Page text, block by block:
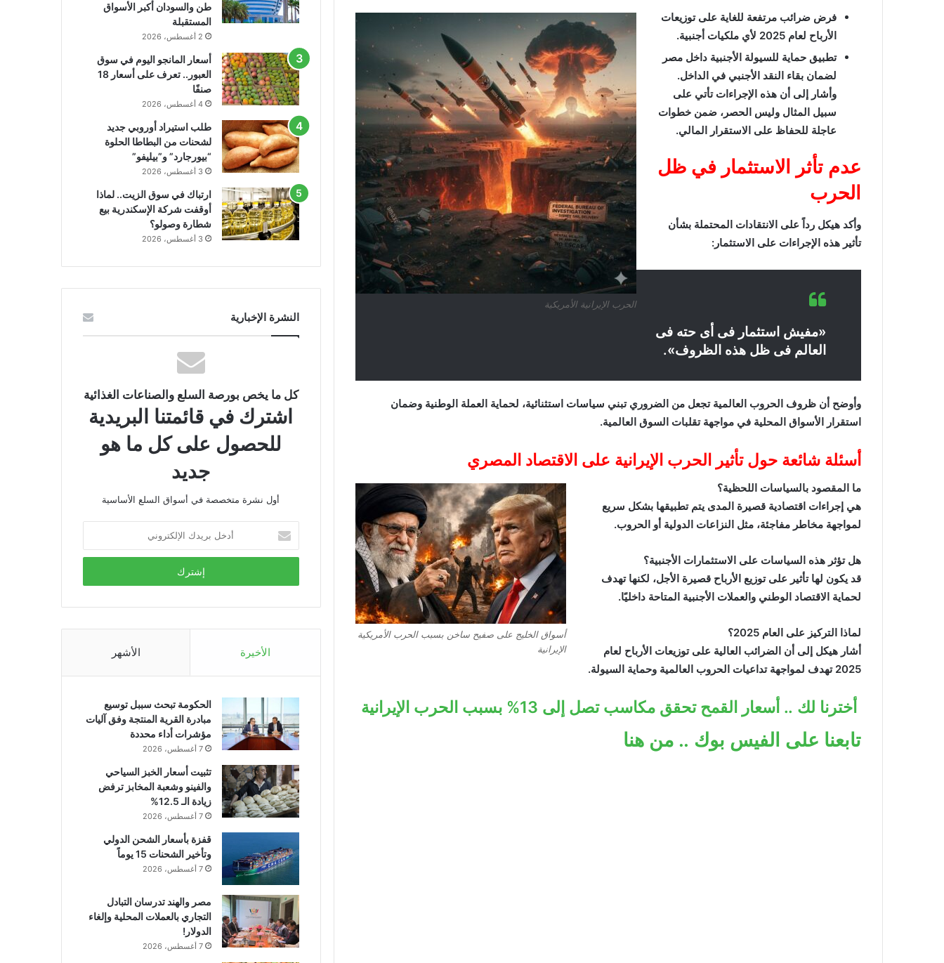
الحرب الإيرانية الأمريكية
فرض ضرائب مرتفعة للغاية على توزيعات
الأرباح لعام 2025 لأي ملكيات أجنبية.
تطبيق حماية للسيولة الأجنبية داخل مصر
لضمان بقاء النقد الأجنبي في الداخل.
وأشار إلى أن هذه الإجراءات تأتي على
سبيل المثال وليس الحصر، ضمن خطوات
عاجلة للحفاظ على الاستقرار المالي.
عدم تأثر الاستثمار في ظل
الحرب
وأكد هيكل رداً على الانتقادات المحتملة بشأن
تأثير هذه الإجراءات على الاستثمار:
«مفيش استثمار فى أى حته فى
العالم فى ظل هذه الظروف».
وأوضح أن ظروف الحروب العالمية تجعل من الضروري تبني سياسات استثنائية، لحماية العملة الوطنية وضمان
استقرار الأسواق المحلية في مواجهة تقلبات السوق العالمية.
أسئلة شائعة حول تأثير الحرب الإيرانية على الاقتصاد المصري
أسواق الخليج على صفيح ساخن بسبب الحرب الأمريكية
الإيرانية
ما المقصود بالسياسات اللحظية؟
هي إجراءات اقتصادية قصيرة المدى يتم تطبيقها بشكل سريع
لمواجهة مخاطر مفاجئة، مثل النزاعات الدولية أو الحروب.
هل تؤثر هذه السياسات على الاستثمارات الأجنبية؟
قد يكون لها تأثير على توزيع الأرباح قصيرة الأجل، لكنها تهدف
لحماية الاقتصاد الوطني والعملات الأجنبية المتاحة داخليًا.
لماذا التركيز على العام 2025؟
أشار هيكل إلى أن الضرائب العالية على توزيعات الأرباح لعام
2025 تهدف لمواجهة تداعيات الحروب العالمية وحماية السيولة.
أخترنا لك .. أسعار القمح تحقق مكاسب تصل إلى 13% بسبب الحرب الإيرانية
تابعنا على الفيس بوك .. من هنا
طن والسودان أكبر الأسواق
المستقبلة
2 أغسطس، 2026
أسعار المانجو اليوم في سوق
العبور.. تعرف على أسعار 18
صنفًا
4 أغسطس، 2026
طلب استيراد أوروبي جديد
لشحنات من البطاطا الحلوة
“بيورجارد” و”بيليفو”
3 أغسطس، 2026
ارتباك في سوق الزيت.. لماذا
أوقفت شركة الإسكندرية بيع
شطارة وصولو؟
3 أغسطس، 2026
النشرة الإخبارية
كل ما يخص بورصة السلع والصناعات الغذائية
اشترك في قائمتنا البريدية
للحصول على كل ما هو
جديد
أول نشرة متخصصة في أسواق السلع الأساسية
بريدك
الإلكتروني
الأخيرة الأشهر
الحكومة تبحث سببل توسيع
مبادرة القرية المنتجة وفق آليات
مؤشرات أداء محددة
7 أغسطس، 2026
تثبيت أسعار الخبز السياحي
والفينو وشعبة المخابز ترفض
زيادة الـ 12.5%
7 أغسطس، 2026
قفزة بأسعار الشحن الدولي
وتأخير الشحنات 15 يوماً
7 أغسطس، 2026
مصر والهند تدرسان التبادل
التجاري بالعملات المحلية وإلغاء
الدولار!
7 أغسطس، 2026